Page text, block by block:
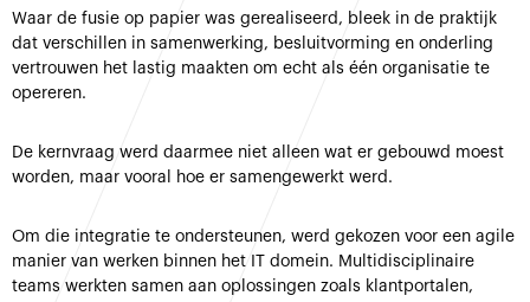
Waar de fusie op papier was gerealiseerd, bleek in de praktijk
dat verschillen in samenwerking, besluitvorming en onderling
vertrouwen het lastig maakten om echt als één organisatie te
opereren.
De kernvraag werd daarmee niet alleen wat er gebouwd moest
worden, maar vooral hoe er samengewerkt werd.
Om die integratie te ondersteunen, werd gekozen voor een agile
manier van werken binnen het IT domein. Multidisciplinaire
teams werkten samen aan oplossingen zoals klantportalen,